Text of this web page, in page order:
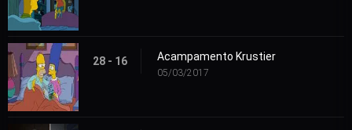
28 - 16 Acampamento Krustier
05/03/2017